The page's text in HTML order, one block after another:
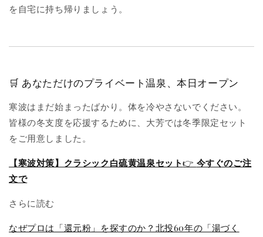
を自宅に持ち帰りましょう。
🛒 あなただけのプライベート温泉、本日オープン
寒波はまだ始まったばかり。体を冷やさないでください。
皆様の冬支度を応援するために、大芳では冬季限定セット
をご用意しました。
【寒波対策】クラシック白硫黄温泉セット👉 今すぐのご注
文で
さらに読む
なぜプロは「還元粉」を探すのか？北投60年の「湯づく